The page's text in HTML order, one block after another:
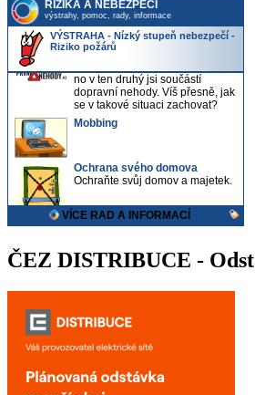
ČEZ DISTRIBUCE -